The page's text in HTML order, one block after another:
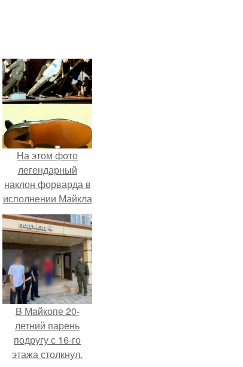
На этом фото
легендарный
наклон форварда в
исполнении Майкла
Джексона и его
танцоров,
бросающий вызов
возможностям
человеческого тела.
B Мaйкопе 20-
летний парень
подругу с 16-го
этажа столкнул.